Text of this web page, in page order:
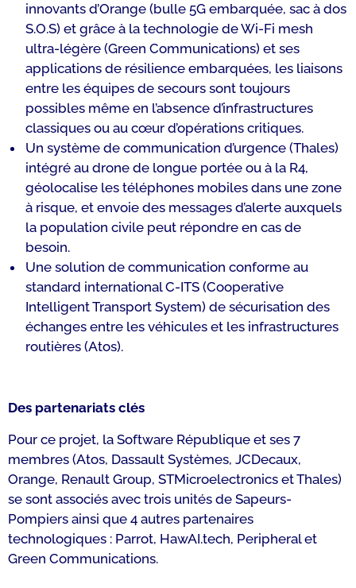
innovants d’Orange (bulle 5G embarquée, sac à dos
S.O.S) et grâce à la technologie de Wi-Fi mesh
ultra-légère (Green Communications) et ses
applications de résilience embarquées, les liaisons
entre les équipes de secours sont toujours
possibles même en l’absence d’infrastructures
classiques ou au cœur d’opérations critiques.
Un système de communication d’urgence (Thales)
intégré au drone de longue portée ou à la R4,
géolocalise les téléphones mobiles dans une zone
à risque, et envoie des messages d’alerte auxquels
la population civile peut répondre en cas de
besoin.
Une solution de communication conforme au
standard international C-ITS (Cooperative
Intelligent Transport System) de sécurisation des
échanges entre les véhicules et les infrastructures
routières (Atos).
Des partenariats clés
Pour ce projet, la Software République et ses 7
membres (Atos, Dassault Systèmes, JCDecaux,
Orange, Renault Group, STMicroelectronics et Thales)
se sont associés avec trois unités de Sapeurs-
Pompiers ainsi que 4 autres partenaires
technologiques : Parrot, HawAI.tech, Peripheral et
Green Communications.